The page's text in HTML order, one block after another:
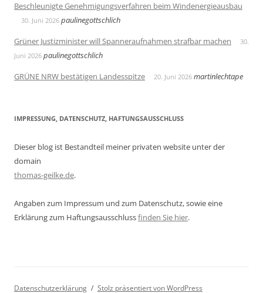
Beschleunigte Genehmigungsverfahren beim Windenergieausbau
30. Juni 2026 paulinegottschlich
Grüner Justizminister will Spanneraufnahmen strafbar machen
30.
Juni 2026 paulinegottschlich
GRÜNE NRW bestätigen Landesspitze
20. Juni 2026 martinlechtape
IMPRESSUNG, DATENSCHUTZ, HAFTUNGSAUSSCHLUSS
Dieser blog ist Bestandteil meiner privaten website unter der
domain
thomas-geilke.de.
Angaben zum Impressum und zum Datenschutz, sowie eine
Erklärung zum Haftungsausschlussfinden Sie hier.
Datenschutzerklärung Stolz präsentiert von WordPress